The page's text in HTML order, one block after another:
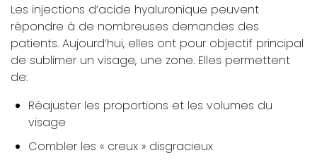
Les injections d’acide hyaluronique peuvent
répondre à de nombreuses demandes des
patients. Aujourd’hui, elles ont pour objectif principal
de sublimer un visage, une zone. Elles permettent
de:
Réajuster les proportions et les volumes du
visage
Combler les « creux » disgracieux